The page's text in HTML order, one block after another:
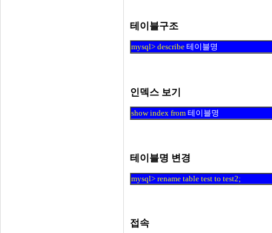
테이블구조
mysql> describe 테이블명
인덱스 보기
show index from 테이블명
테이블명 변경
mysql> rename table test to test2;
접속